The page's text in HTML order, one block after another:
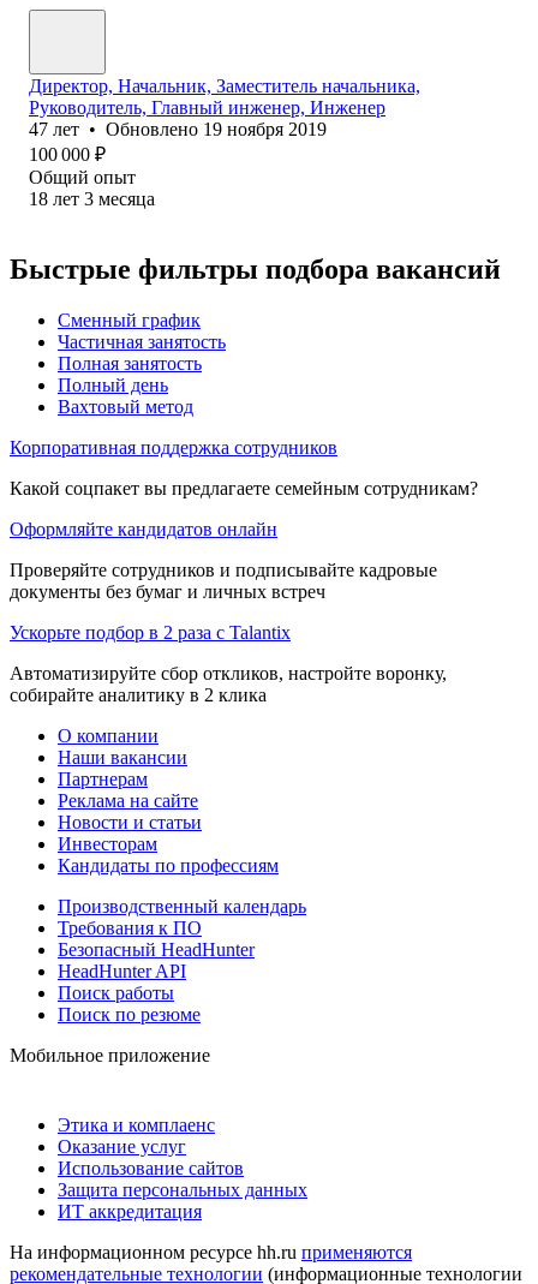
Директор, Начальник, Заместитель начальника,
Руководитель, Главный инженер, Инженер
47 лет • Обновлено 19 ноября 2019
100 000 ₽
Общий опыт
18 лет 3 месяца
Быстрые фильтры подбора вакансий
Сменный график
Частичная занятость
Полная занятость
Полный день
Вахтовый метод
Корпоративная поддержка сотрудников
Какой соцпакет вы предлагаете семейным сотрудникам?
Оформляйте кандидатов онлайн
Проверяйте сотрудников и подписывайте кадровые
документы без бумаг и личных встреч
Ускорьте подбор в 2 раза с Talantix
Автоматизируйте сбор откликов, настройте воронку,
собирайте аналитику в 2 клика
О компании
Наши вакансии
Партнерам
Реклама на сайте
Новости и статьи
Инвесторам
Кандидаты по профессиям
Производственный календарь
Требования к ПО
Безопасный HeadHunter
HeadHunter API
Поиск работы
Поиск по резюме
Мобильное приложение
Этика и комплаенс
Оказание услуг
Использование сайтов
Защита персональных данных
ИТ аккредитация
На информационном ресурсе hh.ru применяются
рекомендательные технологии (информационные технологии